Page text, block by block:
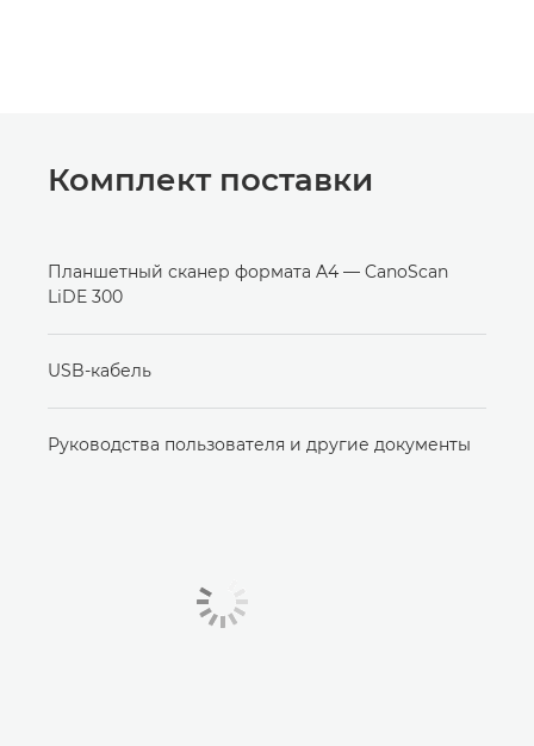
Комплект поставки
Планшетный сканер формата A4 — CanoScan
LiDE 300
USB-кабель
Руководства пользователя и другие документы